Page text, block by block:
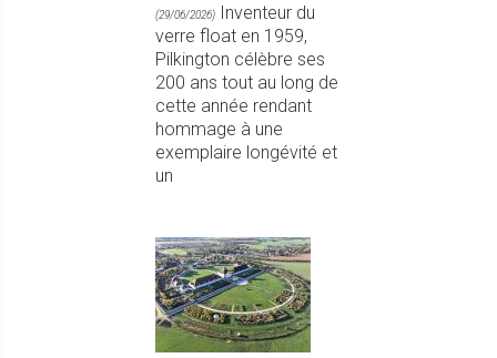
(29/06/2026) Inventeur du
verre float en 1959,
Pilkington célèbre ses
200 ans tout au long de
cette année rendant
hommage à une
exemplaire longévité et
un